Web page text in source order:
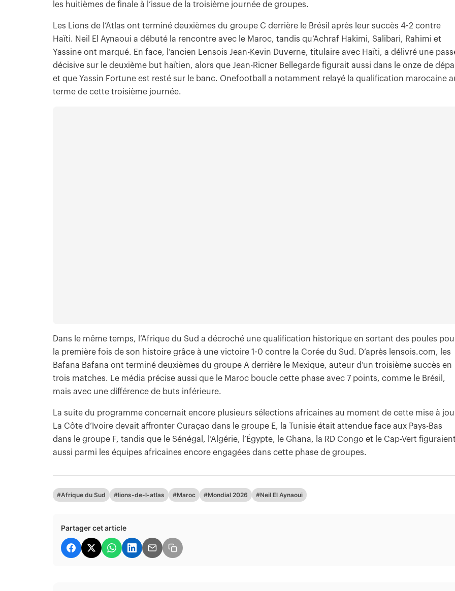
les huitièmes de finale à l’issue de la troisième journée de groupes.
Les Lions de l’Atlas ont terminé deuxièmes du groupe C derrière le Brésil après leur succès 4-2 contre
Haïti. Neil El Aynaoui a débuté la rencontre avec le Maroc, tandis qu’Achraf Hakimi, Salibari, Rahimi et
Yassine ont marqué. En face, l’ancien Lensois Jean-Kevin Duverne, titulaire avec Haïti, a délivré une
décisive sur le deuxième but haïtien, alors que Jean-Ricner Bellegarde figurait aussi dans le onze de
et que Yassin Fortune est resté sur le banc. Onefootball a notamment relayé la qualification marocaine
terme de cette troisième journée.
Dans le même temps, l’Afrique du Sud a décroché une qualification historique en sortant des poules
la première fois de son histoire grâce à une victoire 1-0 contre la Corée du Sud. D’après lensois.com, les
Bafana Bafana ont terminé deuxièmes du groupe A derrière le Mexique, auteur d’un troisième succès en
trois matches. Le média précise aussi que le Maroc boucle cette phase avec 7 points, comme le Brésil,
mais avec une différence de buts inférieure.
La suite du programme concernait encore plusieurs sélections africaines au moment de cette mise à
La Côte d’Ivoire devait affronter Curaçao dans le groupe E, la Tunisie était attendue face aux Pays-Bas
dans le groupe F, tandis que le Sénégal, l’Algérie, l’Égypte, le Ghana, la RD Congo et le Cap-Vert figuraient
aussi parmi les équipes africaines encore engagées dans cette phase de groupes.
#Afrique du Sud #lions-de-l-atlas #Maroc #Mondial 2026 #Neil El Aynaoui
Partager cet article